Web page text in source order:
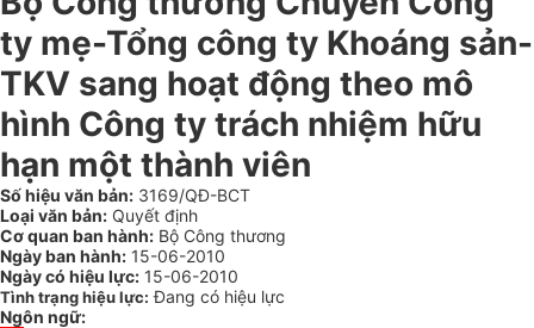
ty mẹ-Tổng công ty Khoáng sản-
TKV sang hoạt động theo mô
hình Công ty trách nhiệm hữu
hạn một thành viên
Số hiệu văn bản: 3169/QĐ-BCT
Loại văn bản: Quyết định
Cơ quan ban hành: Bộ Công thương
Ngày ban hành: 15-06-2010
Ngày có hiệu lực: 15-06-2010
Tình trạng hiệu lực: Đang có hiệu lực
Ngôn ngữ: